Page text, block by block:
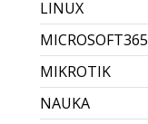
LINUX
MICROSOFT365
MIKROTIK
NAUKA